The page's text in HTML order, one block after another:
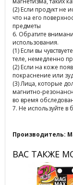
(2) Если продукт не
что на его
предметы
6. Обратите
использования.
(1) Если вы
теле, немедленно
(2) Если на коже
покраснение или
(3) Лица, которые
магнитно-
во время
7. Не используйте в
Производитель:
ВАС ТАКЖЕ